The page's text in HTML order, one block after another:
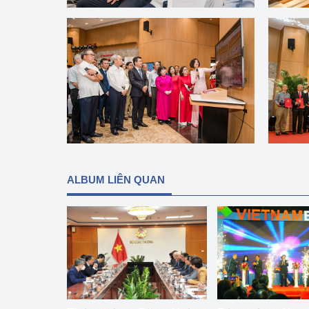
hiệu quả
Khoa học, công
tạo
Thông báo
Bảo vệ môi trường
Bảo vệ nền tảng tư
Xúc tiến thương mại
Thị trường nước
Thị trường trong
Ngành Công
ALBUM LIÊN QUAN